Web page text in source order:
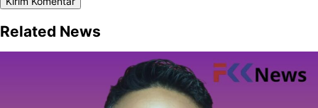
Related News